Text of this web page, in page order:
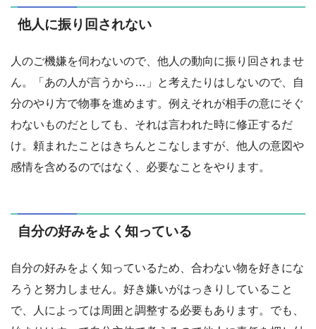
他人に振り回されない
人のご機嫌を伺わないので、他人の動向に振り回されませ
ん。「あの人が言うから…」と考えたりはしないので、自
分のやり方で物事を進めます。例えそれが相手の意にそぐ
わないものだとしても、それは言われた時に修正するだ
け。頼まれたことはきちんとこなしますが、他人の意図や
感情を含めるのではなく、必要なことをやります。
自分の好みをよく知っている
自分の好みをよく知っているため、合わない物を好きにな
ろうと努力しません。好き嫌いがはっきりしていること
で、人によっては周囲と調整する必要もあります。でも、